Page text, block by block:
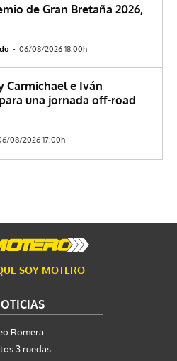
de Gran Bretaña 2026,
- 06/08/2026 18:00h
Carmichael e Iván
una jornada off-road
08/2026 17:00h
SOY MOTERO
Romera
3 ruedas